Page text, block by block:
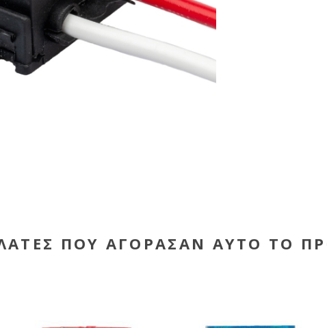
ΠΟΥ ΑΓΌΡΑΣΑΝ ΑΥΤΌ ΤΟ